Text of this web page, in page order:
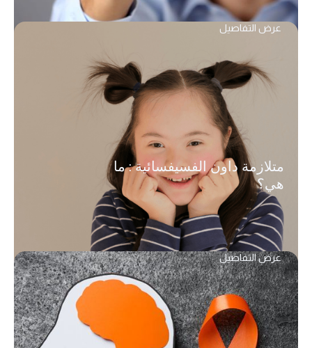
متلازمة داون الفسيفسائية : ما
هي؟
عرض التفاصيل
عرض التفاصيل